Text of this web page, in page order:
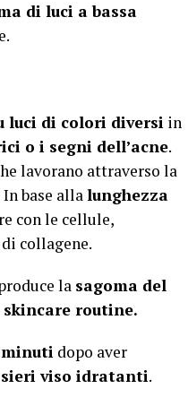
di luci a bassa
luci di colori diversi in
o i segni dell’acne.
lavorano attraverso la
In base allalunghezza
con le cellule,
collagene.
la sagoma del
routine.
minuti dopo aver
viso idratanti.